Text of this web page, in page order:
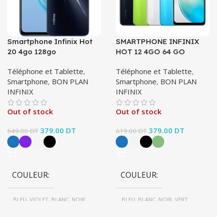
Smartphone Infinix Hot
20 4go 128go
Téléphone et Tablette,
Smartphone, BON PLAN
INFINIX
Out of stock
649.00DT Le prix initial
était : 649.00 DT.
379.00 DT
COULEUR
BLEU, VIOLET, BLANC, NOIR
SMARTPHONE INFINIX
HOT 12 4GO 64 GO
Téléphone et Tablette,
Smartphone, BON PLAN
INFINIX
Out of stock
619.00DT Le prix initial
était : 619.00 DT.
379.00 DT
COULEUR
BLEU, BLANC, NOIR, VERT